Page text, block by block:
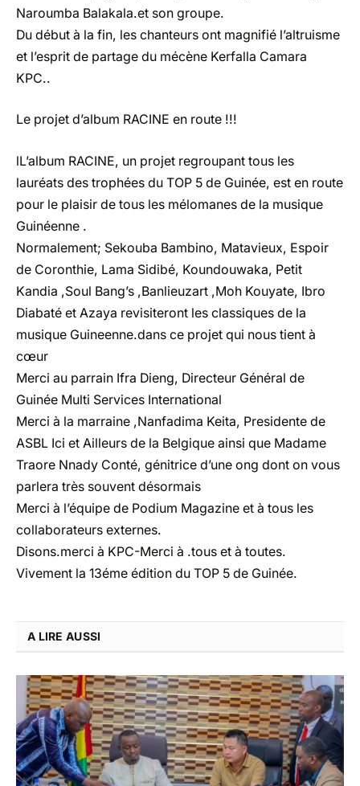
Naroumba Balakala.et son groupe.
Du début à la fin, les chanteurs ont magnifié l’altruisme
et l’esprit de partage du mécène Kerfalla Camara
KPC..
Le projet d’album RACINE en route !!!
lL’album RACINE, un projet regroupant tous les
lauréats des trophées du TOP 5 de Guinée, est en route
pour le plaisir de tous les mélomanes de la musique
Guinéenne .
Normalement; Sekouba Bambino, Matavieux, Espoir
de Coronthie, Lama Sidibé, Koundouwaka, Petit
Kandia ,Soul Bang’s ,Banlieuzart ,Moh Kouyate, Ibro
Diabaté et Azaya revisiteront les classiques de la
musique Guineenne.dans ce projet qui nous tient à
cœur
Merci au parrain Ifra Dieng, Directeur Général de
Guinée Multi Services International
Merci à la marraine ,Nanfadima Keita, Presidente de
ASBL Ici et Ailleurs de la Belgique ainsi que Madame
Traore Nnady Conté, génitrice d’une ong dont on vous
parlera très souvent désormais
Merci à l’équipe de Podium Magazine et à tous les
collaborateurs externes.
Disons.merci à KPC-Merci à .tous et à toutes.
Vivement la 13éme édition du TOP 5 de Guinée.
A LIRE AUSSI